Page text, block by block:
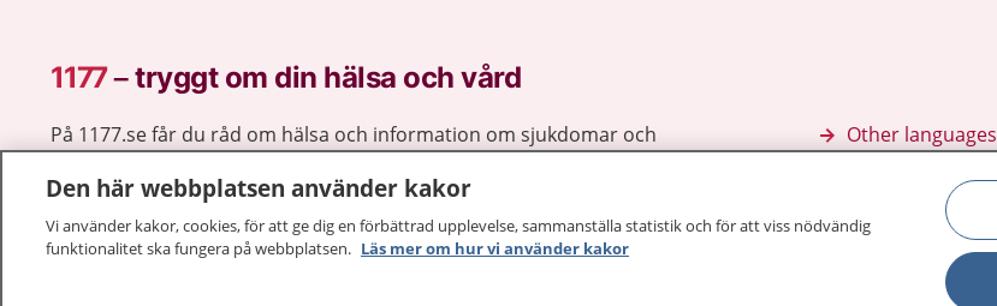
1177–tryggt om din hälsa och vård
På 1177.se får du råd om hälsa och information om sjukdomar och
och göra dina vårdärenden. Ring telefonnummer 1177 för
sjukvårdsrådgivning dygnet runt.
1177 ger dig råd när du vill må bättre.
Other languages
Lättläst svenska
Den här webbplatsen använder kakor
Vi använder kakor, cookies, för att ge dig en förbättrad upplevelse, sammanställa statistik och för att viss nödvändig
funktionalitet ska fungera på webbplatsen. Läs mer om hur vi använder kakor